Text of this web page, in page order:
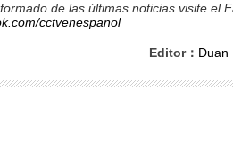
de las últimas noticias visite el
cctvenespanol
Editor： Duan